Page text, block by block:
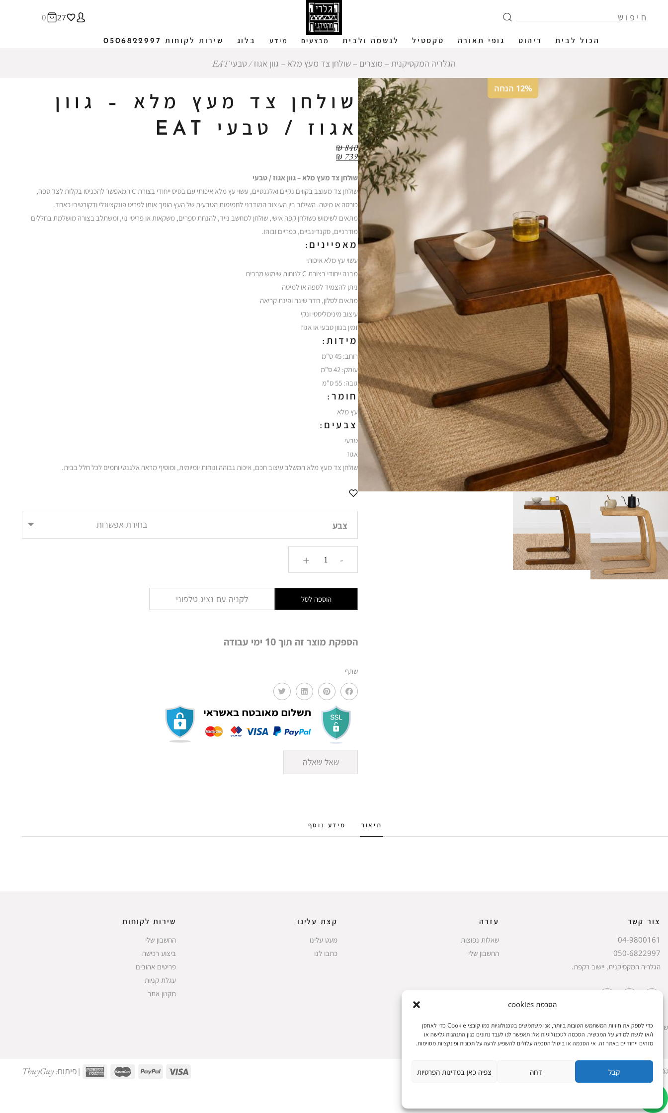
הסכמת cookies
כדי לספק את חוויות המשתמש הטובות ביותר, אנו משתמשים בטכנולוגיות כמו קובצי Cookie כדי לאחסן
ו/או לגשת למידע על המכשיר. הסכמה לטכנולוגיות אלו תאפשר לנו לעבד נתונים כגון התנהגות גלישה או
מזהים ייחודיים באתר זה. אי הסכמה או ביטול הסכמה עלולים להשפיע לרעה על תכונות ופונקציות מסוימות.
קבל דחה צפיה כאן במדינות הפרטיות
הכול לבית ריהוט גופי תאורה טקסטיל לנשמה ולבית מבצעים מידע בלוג שירות לקוחות 0506822997
27
0
הגלריה המקסיקנית ‒ מוצרים ‒שולחן צד מעץ מלא – גוון אגוז / טבעי EAT
12% הנחה
שולחן צד מעץ מלא – גוון
אגוז / טבעי EAT
₪840
₪ 739
שולחן צד מעץ מלא – גוון אגוז / טבעי
שולחן צד מעוצב בקווים נקיים ואלגנטיים, עשוי עץ מלא איכותי עם בסיס ייחודי בצורת C המאפשר להכניסו בקלות לצד ספה,
כורסה או מיטה. השילוב בין העיצוב המודרני לחמימות הטבעית של העץ הופך אותו לפריט פונקציונלי ודקורטיבי כאחד.
מתאים לשימוש כשולחן קפה אישי, שולחן למחשב נייד, להנחת ספרים, משקאות או פריטי נוי, ומשתלב בצורה מושלמת בחללים
מודרניים, סקנדינביים, כפריים ובוהו.
מאפיינים:
עשוי עץ מלא איכותי
מבנה ייחודי בצורת C לנוחות שימוש מרבית
ניתן להצמיד לספה או למיטה
מתאים לסלון, חדר שינה ופינת קריאה
עיצוב מינימליסטי ונקי
זמין בגוון טבעי או אגוז
מידות:
רוחב: 45 ס"מ
עומק: 42 ס"מ
גובה: 55 ס"מ
חומר:
עץ מלא
צבעים:
טבעי
אגוז
שולחן צד מעץ מלא המשלב עיצוב חכם, איכות גבוהה ונוחות יומיומית, ומוסיף מראה אלגנטי וחמים לכל חלל בבית.
צבע בחירת אפשרות
-
גוון
טבעי
EAT
+
הוספה לסל לקניה עם נציג טלפוני
הספקת מוצר זה תוך 10 ימי עבודה
שתף
שאל שאלה
תיאור מידע נוסף
צור קשר
04-9800161
050-6822997
הגלריה המקסיקנית, יישוב רקפת.
עזרה
שאלות נפוצות
החשבון שלי
קצת עלינו
מעט עלינו
כתבו לנו
שירות לקוחות
החשבון שלי
ביצוע רכישה
פריטים אהובים
עגלת קניות
תקנון אתר
שעות הפעילות: ראשון עד חמישי 8 עד 18| שישי 8 עד 15 | שבת 10 עד 17
© 2023 כל הזכיות שמורות להגלריה המקסיקנית | פיתוח: ThuyGuy